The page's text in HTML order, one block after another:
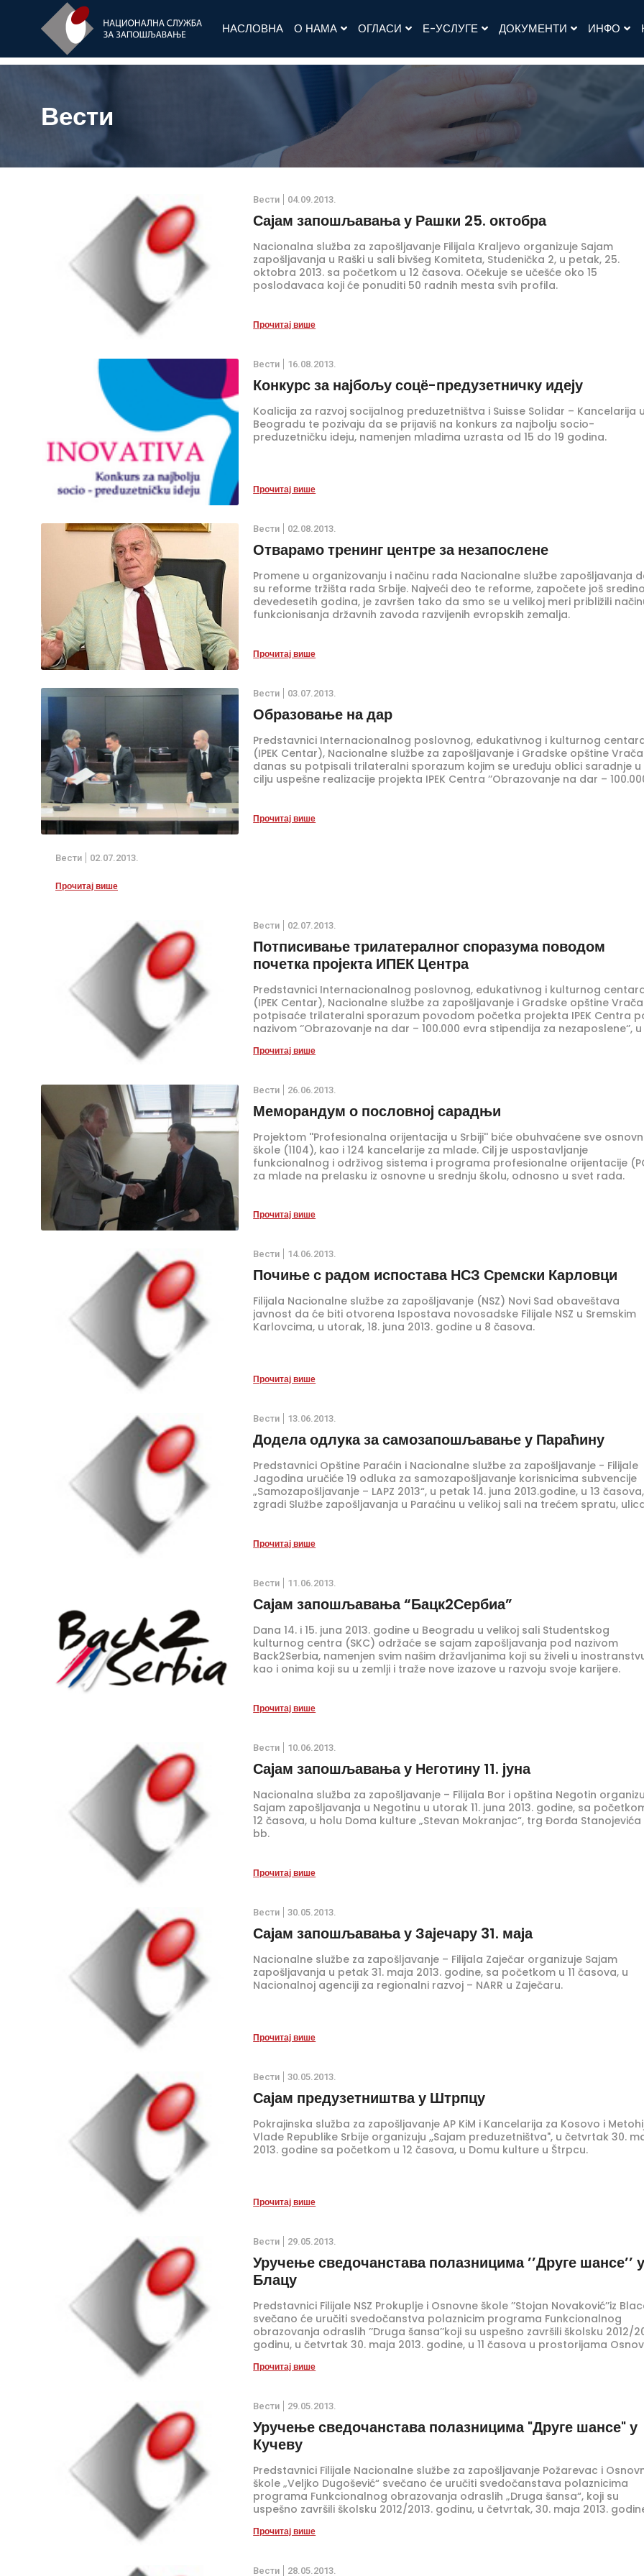
НАСЛОВНА О НАМА ОГЛАСИ Е-УСЛУГЕ ДОКУМЕНТИ ИНФО
Вести
Вести 04.09.2013.
Саjам запошљавања у Рашки 25. октобра
Nacionalna služba za zapošljavanje Filijala Kraljevo organizuje Sajam
zapošljavanja u Raški u sali bivšeg Komiteta, Studenička 2, u petak, 25.
oktobra 2013. sa početkom u 12 časova. Očekuje se učešće oko 15
poslodavaca koji će ponuditi 50 radnih mesta svih profila.
Прочитај више
Вести 16.08.2013.
Конкурс за наjбољу соцё-предузетничку идеjу
Koalicija za razvoj socijalnog preduzetništva i Suisse Solidar – Kancelarija u
Beogradu te pozivaju da se prijaviš na konkurs za najbolju socio-
preduzetničku ideju, namenjen mladima uzrasta od 15 do 19 godina.
Прочитај више
Вести 02.08.2013.
Отварамо тренинг центре за незапослене
Promene u organizovanju i načinu rada Nacionalne službe zapošljavanja
su reforme tržišta rada Srbije. Najveći deo te reforme, započete još
devedesetih godina, je završen tako da smo se u velikoj meri približili
funkcionisanja državnih zavoda razvijenih evropskih zemalja.
Прочитај више
Вести 03.07.2013.
Образовање на дар
Predstavnici Internacionalnog poslovnog, edukativnog i kulturnog
(IPEK Centar), Nacionalne službe za zapošljavanje i Gradske opštine
danas su potpisali trilateralni sporazum kojim se uređuju oblici saradnje u
cilju uspešne realizacije projekta IPEK Centra ’’Obrazovanje na dar –
Прочитај више
Вести 02.07.2013.
Прочитај више
Вести 02.07.2013.
Потписивање трилатералног споразума поводом
почетка проjекта ИПЕК Центра
Predstavnici Internacionalnog poslovnog, edukativnog i kulturnog
(IPEK Centar), Nacionalne službe za zapošljavanje i Gradske opštine
potpisaće trilateralni sporazum povodom početka projekta IPEK Centra
nazivom ‘’Obrazovanje na dar – 100.000 evra stipendija za nezaposlene‘’, u
Njegoševa br.77.
Прочитај више
Вести 26.06.2013.
Меморандум о пословноj сарадњи
Projektom ''Profesionalna orijentacija u Srbiji'' biće obuhvaćene sve
škole (1104), kao i 124 kancelarije za mlade. Cilj je uspostavljanje
funkcionalnog i održivog sistema i programa profesionalne orijentacije
za mlade na prelasku iz osnovne u srednju školu, odnosno u svet rada.
Прочитај више
Вести 14.06.2013.
Почиње с радом испостава НСЗ Сремски Карловци
Filijala Nacionalne službe za zapošljavanje (NSZ) Novi Sad obaveštava
javnost da će biti otvorena Ispostava novosadske Filijale NSZ u Sremskim
Karlovcima, u utorak, 18. juna 2013. godine u 8 časova.
Прочитај више
Вести 13.06.2013.
Додела одлука за самозапошљавање у Параћину
Predstavnici Opštine Paraćin i Nacionalne službe za zapošljavanje - Filijale
Jagodina uručiće 19 odluka za samozapošljavanje korisnicima subvencije
„Samozapošljavanje – LAPZ 2013“, u petak 14. juna 2013.godine, u 13
zgradi Službe zapošljavanja u Paraćinu u velikoj sali na trećem spratu,
Прочитај више
Вести 11.06.2013.
Саjам запошљавања “Бацк2Сербиа”
Dana 14. i 15. juna 2013. godine u Beogradu u velikoj sali Studentskog
kulturnog centra (SKC) održaće se sajam zapošljavanja pod nazivom
Back2Serbia, namenjen svim našim državljanima koji su živeli u
kao i onima koji su u zemlji i traže nove izazove u razvoju svoje karijere.
Прочитај више
Вести 10.06.2013.
Саjам запошљавања у Неготину 11. jуна
Nacionalna služba za zapošljavanje – Filijala Bor i opština Negotin
Sajam zapošljavanja u Negotinu u utorak 11. juna 2013. godine, sa
12 časova, u holu Doma kulture „Stevan Mokranjac“, trg Đorđa Stanojevića
bb.
Прочитај више
Вести 30.05.2013.
Саjам запошљавања у Заjечару 31. маjа
Nacionalne službe za zapošljavanje – Filijala Zaječar organizuje Sajam
zapošljavanja u petak 31. maja 2013. godine, sa početkom u 11 časova, u
Nacionalnoj agenciji za regionalni razvoj – NARR u Zaječaru.
Прочитај више
Вести 30.05.2013.
Саjам предузетништва у Штрпцу
Pokrajinska služba za zapošljavanje AP KiM i Kancelarija za Kosovo i
Vlade Republike Srbije organizuju ,,Sajam preduzetništva", u četvrtak 30.
2013. godine sa početkom u 12 časova, u Domu kulture u Štrpcu.
Прочитај више
Вести 29.05.2013.
Уручење сведочанстава полазницима ’’Друге шансе’’ у
Блацу
Predstavnici Filijale NSZ Prokuplje i Osnovne škole ’’Stojan Novaković’’iz
svečano će uručiti svedočanstva polaznicim programa Funkcionalnog
obrazovanja odraslih ’’Druga šansa’’koji su uspešno završili školsku 2012/
godinu, u četvrtak 30. maja 2013. godine, u 11 časova u prostorijama
Прочитај више
Вести 29.05.2013.
Уручење сведочанстава полазницима "Друге шансе" у
Кучеву
Predstavnici Filijale Nacionalne službe za zapošljavanje Požarevac i
škole „Veljko Dugošević“ svečano će uručiti svedočanstava polaznicima
programa Funkcionalnog obrazovanja odraslih „Druga šansa“, koji su
uspešno završili školsku 2012/2013. godinu, u četvrtak, 30. maja 2013.
Прочитај више
Вести 28.05.2013.